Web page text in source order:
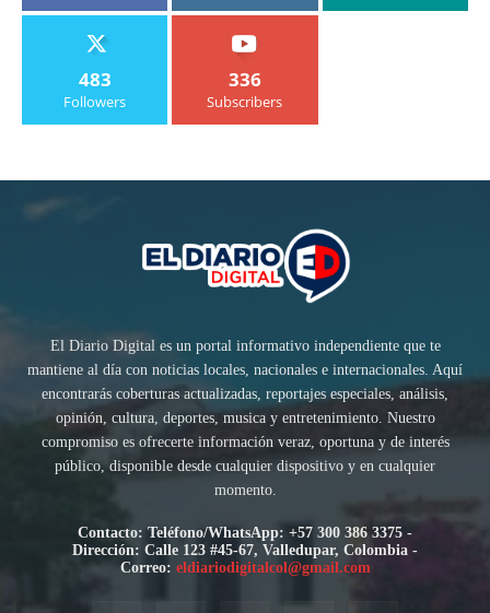
483
Followers
336
Subscribers
El Diario Digital es un portal informativo independiente que te
mantiene al día con noticias locales, nacionales e internacionales. Aquí
encontrarás coberturas actualizadas, reportajes especiales, análisis,
opinión, cultura, deportes, musica y entretenimiento. Nuestro
compromiso es ofrecerte información veraz, oportuna y de interés
público, disponible desde cualquier dispositivo y en cualquier
momento.
Contacto: Teléfono/WhatsApp: +57 300 386 3375 -
Dirección: Calle 123 #45-67, Valledupar, Colombia -
Correo: eldiariodigitalcol@gmail.com